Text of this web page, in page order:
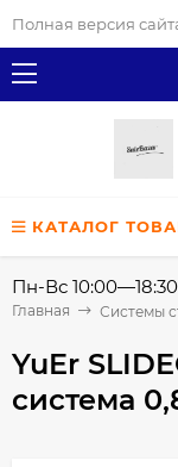
Полная версия
КАТАЛОГ
Пн-Вс 10:00—18:30
Главная Системы
YuEr
система